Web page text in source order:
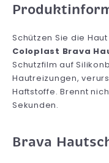
Schützen Sie die
Coloplast Brava
Schutzfilm auf
Hautreizungen,
Haftstoffe. Brennt
Sekunden.
Brava